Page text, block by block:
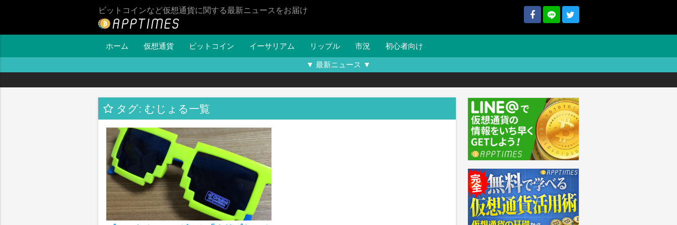
ビットコインなど仮想通貨に関する最新ニュースをお届け
ホーム 仮想通貨 ビットコイン イーサリアム リップル 市況 初心者向け
▼ 最新ニュース ▼
タグ: むじょる一覧